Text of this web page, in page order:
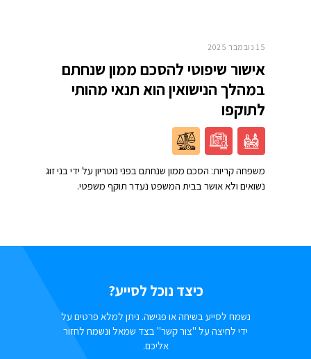
15 נובמבר 2025
אישור שיפוטי להסכם ממון שנחתם
במהלך הנישואין הוא תנאי מהותי
לתוקפו
משפחה קריות: הסכם ממון שנחתם בפני נוטריון על ידי בני זוג
נשואים ולא אושר בבית המשפט נעדר תוקף משפטי.
כיצד נוכל לסייע?
נשמח לסייע בשיחה או פגישה. ניתן למלא פרטים על
ידי לחיצה על "צור קשר" בצד שמאל ונשמח לחזור
אליכם.